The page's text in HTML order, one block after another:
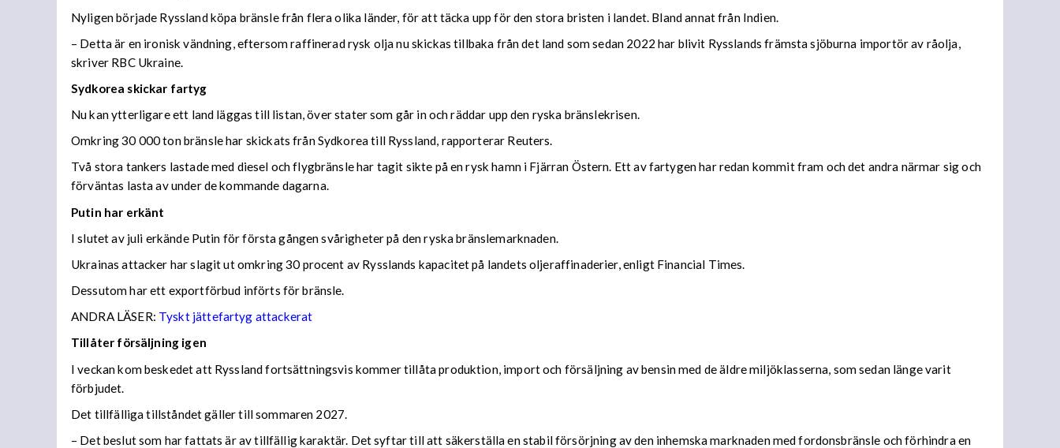
Nyligen började Ryssland köpa bränsle från flera olika länder, för att täcka upp för den stora bristen i landet. Bland annat från Indien.
– Detta är en ironisk vändning, eftersom raffinerad rysk olja nu skickas tillbaka från det land som sedan 2022 har blivit Rysslands främsta sjöburna importör av råolja,
skriver RBC Ukraine.
Sydkorea skickar fartyg
Nu kan ytterligare ett land läggas till listan, över stater som går in och räddar upp den ryska bränslekrisen.
Omkring 30 000 ton bränsle har skickats från Sydkorea till Ryssland, rapporterar Reuters.
Två stora tankers lastade med diesel och flygbränsle har tagit sikte på en rysk hamn i Fjärran Östern. Ett av fartygen har redan kommit fram och det andra närmar sig och
förväntas lasta av under de kommande dagarna.
Putin har erkänt
I slutet av juli erkände Putin för första gången svårigheter på den ryska bränslemarknaden.
Ukrainas attacker har slagit ut omkring 30 procent av Rysslands kapacitet på landets oljeraffinaderier, enligt Financial Times.
Dessutom har ett exportförbud införts för bränsle.
ANDRA LÄSER: Tyskt jättefartyg attackerat
Tillåter försäljning igen
I veckan kom beskedet att Ryssland fortsättningsvis kommer tillåta produktion, import och försäljning av bensin med de äldre miljöklasserna, som sedan länge varit
förbjudet.
Det tillfälliga tillståndet gäller till sommaren 2027.
– Det beslut som har fattats är av tillfällig karaktär. Det syftar till att säkerställa en stabil försörjning av den inhemska marknaden med fordonsbränsle och förhindra en